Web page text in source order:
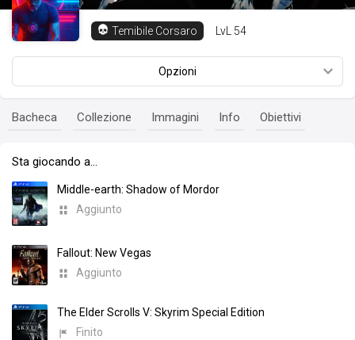
Temibile Corsaro LvL 54
Opzioni
Bacheca Collezione Immagini Info Obiettivi
Sta giocando a…
Middle-earth: Shadow of Mordor
Aggiunto
Fallout: New Vegas
Aggiunto
The Elder Scrolls V: Skyrim Special Edition
Finito